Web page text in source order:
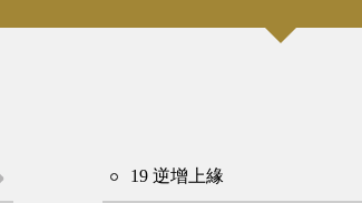
19 逆增上緣